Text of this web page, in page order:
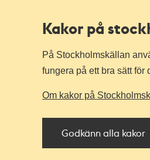
Kakor på
På Stockholmskällan
fungera på ett bra sätt för
Om kakor på
Godkänn alla kakor